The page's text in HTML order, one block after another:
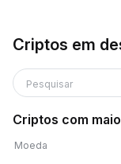
Criptos em
Pesquisar
Criptos com
Moeda